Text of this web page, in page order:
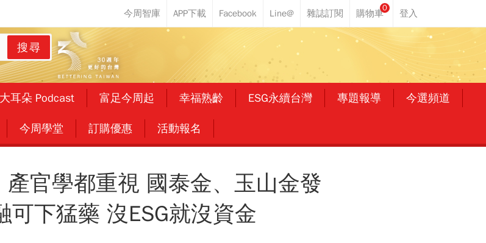
0
搜尋
耳朵 Podcast 富足今周起 幸福熟齡 ESG永續台灣 專題報導 今選頻道
今周學堂 訂購優惠 活動報名
產官學都重視 國泰金、玉山金發
可下猛藥 沒ESG就沒資金